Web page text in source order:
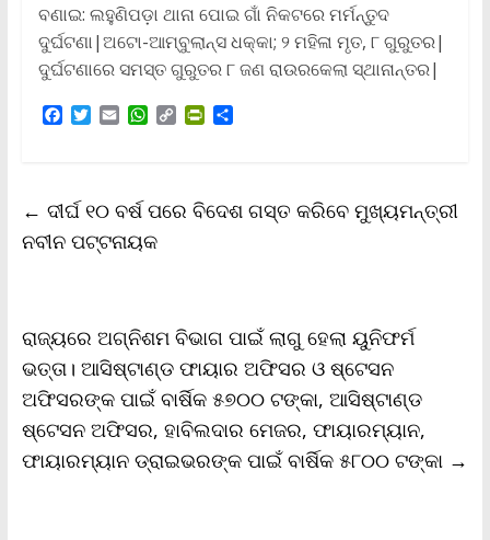
ବଣାଇ: ଲହୁଣିପଡ଼ା ଥାନା ପୋଇ ଗାଁ ନିକଟରେ ମର୍ମନ୍ତୁଦ
ଦୁର୍ଘଟଣା|ଅଟୋ-ଆମ୍ବୁଲାନ୍ସ ଧକ୍କା; ୨ ମହିଳା ମୃତ, ୮ ଗୁରୁତର|
ଦୁର୍ଘଟଣାରେ ସମସ୍ତ ଗୁରୁତର ୮ ଜଣ ରାଉରକେଲା ସ୍ଥାନାନ୍ତର|
F
o
o
k
T
e
r
E
W
A
p
p
C
i
P
F
l
y
S
← ଦୀର୍ଘ ୧୦ ବର୍ଷ ପରେ ବିଦେଶ ଗସ୍ତ କରିବେ ମୁଖ୍ୟମନ୍ତ୍ରୀ
ନବୀନ ପଟ୍ଟନାୟକ
ରାଜ୍ୟରେ ଅଗ୍ନିଶମ ବିଭାଗ ପାଇଁ ଲାଗୁ ହେଲା ୟୁନିଫର୍ମ
ଭତ୍ତା। ଆସିଷ୍ଟାଣ୍ଡ ଫାୟାର ଅଫିସର ଓ ଷ୍ଟେସନ
ଅଫିସରଙ୍କ ପାଇଁ ବାର୍ଷିକ ୫୭୦୦ ଟଙ୍କା, ଆସିଷ୍ଟାଣ୍ଡ
ଷ୍ଟେସନ ଅଫିସର, ହାବିଲଦାର ମେଜର, ଫାୟାରମ୍ୟାନ,
ଫାୟାରମ୍ୟାନ ଡ୍ରାଇଭରଙ୍କ ପାଇଁ ବାର୍ଷିକ ୫୮୦୦ ଟଙ୍କା →